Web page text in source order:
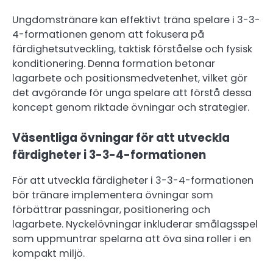
Ungdomstränare kan effektivt träna spelare i 3-3-
4-formationen genom att fokusera på
färdighetsutveckling, taktisk förståelse och fysisk
konditionering. Denna formation betonar
lagarbete och positionsmedvetenhet, vilket gör
det avgörande för unga spelare att förstå dessa
koncept genom riktade övningar och strategier.
Väsentliga övningar för att utveckla
färdigheter i 3-3-4-formationen
För att utveckla färdigheter i 3-3-4-formationen
bör tränare implementera övningar som
förbättrar passningar, positionering och
lagarbete. Nyckelövningar inkluderar smålagsspel
som uppmuntrar spelarna att öva sina roller i en
kompakt miljö.